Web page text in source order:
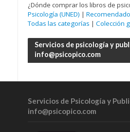
¿Dónde comprar los libros de
Psicología (UNED) |
Todas las categorías | Colección
Servicios de psicología y
info@psicopico.com
Servicios de Psicología y
info@psicopico.com